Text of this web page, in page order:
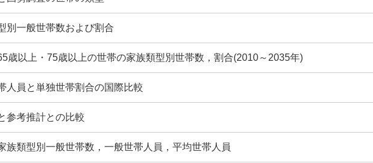
別一般世帯数および割合
歳以上・75歳以上の世帯の家族類型別世帯数，割合(2010～2035年)
人員と単独世帯割合の国際比較
参考推計との比較
族類型別一般世帯数，一般世帯人員，平均世帯人員